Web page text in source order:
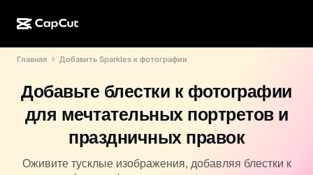
Веб-версия CapCut
CapCut Pad
Мобильная версия CapCut
ИИ-дизайн
Видеостудия
ИИ-генератор видео
ИИ-инструменты
Редактор и генератор видео
Редактор и генератор изображений
Праздничные шаблоны
Сообщество
Инициативы
Главная Добавить Sparkles к фотографии
Добавьте блестки к фотографии
для мечтательных портретов и
праздничных правок
Оживите тусклые изображения, добавляя блестки к